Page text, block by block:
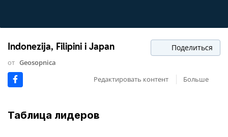
Indonezija, Filipini i Japan Поделиться
от Geosopnica
Редактировать контент
Больше
Таблица лидеров